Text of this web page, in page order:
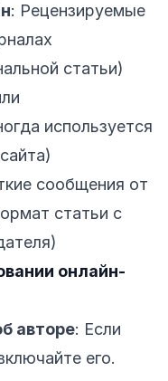
: Рецензируемые
статьи)
используется
сообщения от
статьи с
онлайн-
авторе: Если
его.